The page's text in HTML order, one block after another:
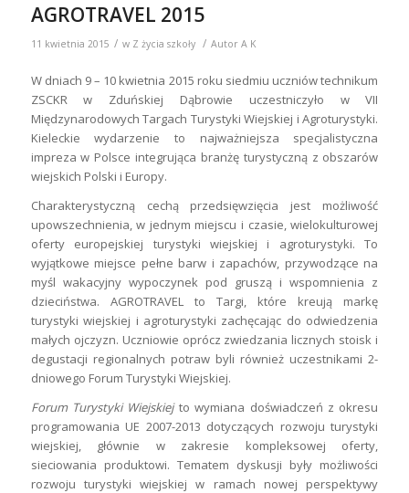
AGROTRAVEL 2015
11 kwietnia 2015 / w Z życia szkoły / Autor A K
W dniach 9 – 10 kwietnia 2015 roku siedmiu uczniów technikum
ZSCKR w Zduńskiej Dąbrowie uczestniczyło w VII
Międzynarodowych Targach Turystyki Wiejskiej i Agroturystyki.
Kieleckie wydarzenie to najważniejsza specjalistyczna
impreza w Polsce integrująca branżę turystyczną z obszarów
wiejskich Polski i Europy.
Charakterystyczną cechą przedsięwzięcia jest możliwość
upowszechnienia, w jednym miejscu i czasie, wielokulturowej
oferty europejskiej turystyki wiejskiej i agroturystyki. To
wyjątkowe miejsce pełne barw i zapachów, przywodzące na
myśl wakacyjny wypoczynek pod gruszą i wspomnienia z
dzieciństwa. AGROTRAVEL to Targi, które kreują markę
turystyki wiejskiej i agroturystyki zachęcając do odwiedzenia
małych ojczyzn. Uczniowie oprócz zwiedzania licznych stoisk i
degustacji regionalnych potraw byli również uczestnikami 2-
dniowego Forum Turystyki Wiejskiej.
Forum Turystyki Wiejskiejto wymiana doświadczeń z okresu
programowania UE 2007-2013 dotyczących rozwoju turystyki
wiejskiej, głównie w zakresie kompleksowej oferty,
sieciowania produktowi. Tematem dyskusji były możliwości
rozwoju turystyki wiejskiej w ramach nowej perspektywy